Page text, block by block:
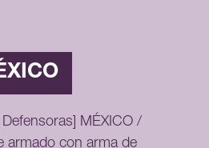
Defensoras] MÉXICO /
armado con arma de